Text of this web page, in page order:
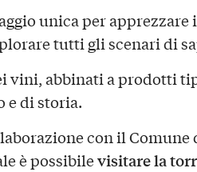
unica per apprezzare
tutti gli scenari di
vini, abbinati a prodotti
e di storia.
con il Comune
è possibilevisitare la